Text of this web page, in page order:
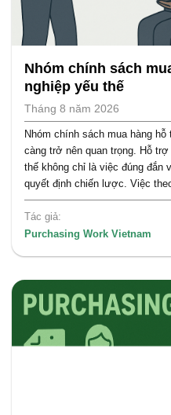
Nhóm chính sách
nghiệp yếu thế
Tháng 8 năm 2026
Nhóm chính sách mua hàng
càng trở nên quan trọng. Hỗ
thế không chỉ là việc đúng đắn
quyết định chiến lược. Việc
Tác giả:
Purchasing Work Vietnam